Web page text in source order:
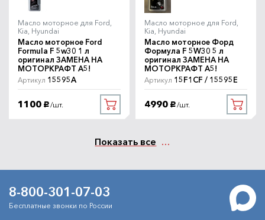
ASINFC2732
В наличии 250руб./шт.
Фильтр салонный Форд
Фокус-2 Bosch угольный
Артикул
1 987 432 413
В наличии 1190руб./шт.
Германия
CUK2440
Масло моторное для Ford,
Kia, Hyundai
Масло моторное Ford
Formula F 5w30 1 л
оригинал ЗАМЕНА НА
МОТОРКРАФТ A5!
Артикул 15595A
1100 руб. /шт.
Масло моторное для Ford,
Kia, Hyundai
Масло моторное Форд
Формула F 5W30 5 л
оригинал ЗАМЕНА НА
МОТОРКРАФТ A5!
Артикул 15F1CF / 15595E
4990 руб. /шт.
Показать все
8-800-301-07-03
Бесплатные звонки по России